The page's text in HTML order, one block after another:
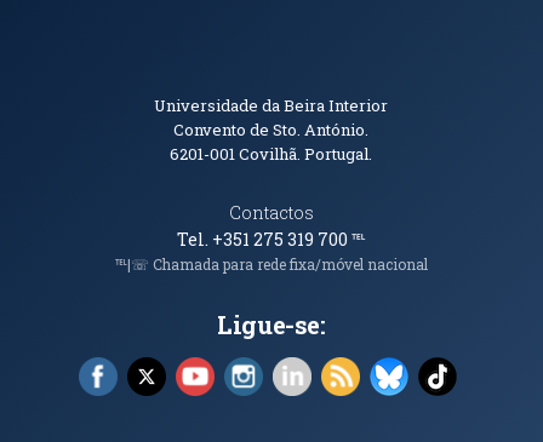
Informações de Contacto
Universidade da Beira Interior
Convento de Sto. António.
6201-001Covilhã. Portugal.
Contactos
Tel. +351 275 319 700℡
℡|☏ Chamada para rede fixa/móvel nacional
Ligue-se:
Facebook (abre em nova janela)
X (abre em nova janela)
YouTube (abre em nova janela)
Instagram (abre em nova janela)
LinkedIn (abre em nova
RSS (abre em nova
Bluesky (abre
TikTok